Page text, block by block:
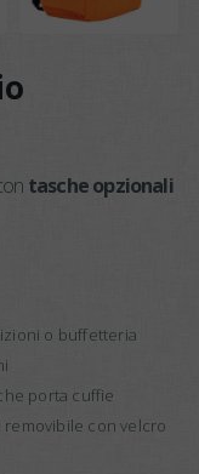
tasche opzionali
o buffetteria
porta cuffie
con velcro